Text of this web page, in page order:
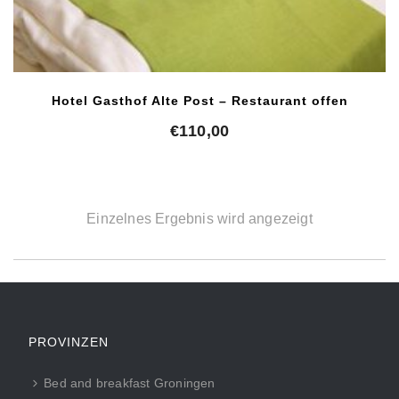
Hotel Gasthof Alte Post – Restaurant offen
€110,00
Einzelnes Ergebnis wird angezeigt
PROVINZEN
Bed and breakfast Groningen